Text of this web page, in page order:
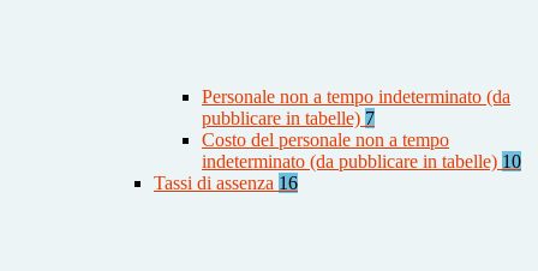
Personale non a tempo indeterminato (da
pubblicare in tabelle) 7
Costo del personale non a tempo
indeterminato (da pubblicare in tabelle) 10
Tassi di assenza 16